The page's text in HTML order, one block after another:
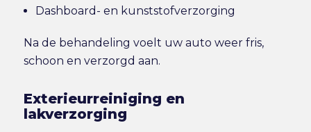
Dashboard- en kunststofverzorging
Na de behandeling voelt uw auto weer fris,
schoon en verzorgd aan.
Exterieurreiniging en
lakverzorging